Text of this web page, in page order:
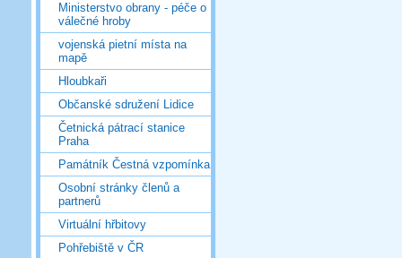
Ministerstvo obrany - péče o
válečné hroby
vojenská pietní místa na
mapě
Hloubkaři
Občanské sdružení Lidice
Četnická pátrací stanice
Praha
Památník Čestná vzpomínka
Osobní stránky členů a
partnerů
Virtuální hřbitovy
Pohřebiště v ČR